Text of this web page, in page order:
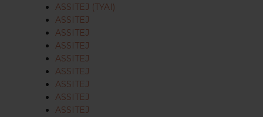
ASSITEJ (TYAI)
ASSITEJ
ASSITEJ
ASSITEJ
ASSITEJ
ASSITEJ
ASSITEJ
ASSITEJ
ASSITEJ